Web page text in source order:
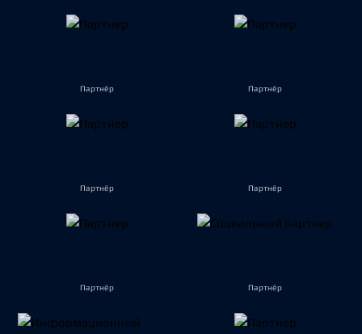
Партнёр Партнёр
Партнёр Партнёр
Партнёр Партнёр